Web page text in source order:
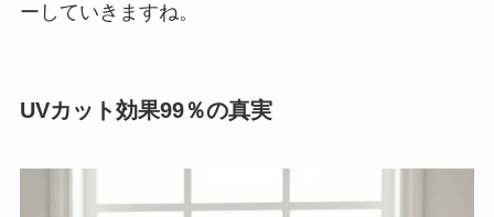
ーしていきますね。
UVカット効果99％の真実